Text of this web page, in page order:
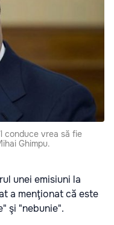
conduce vrea să fie
Ghimpu.
unei emisiuni la
a menţionat că este
şi "nebunie".